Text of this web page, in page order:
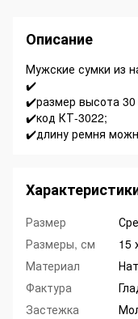
Описание
Мужские сумки из
✔️
✔️размер высота
✔️код КТ-3022;
✔️длину ремня
Размер
Размеры, см
15
Материал
Фактура
Застежка